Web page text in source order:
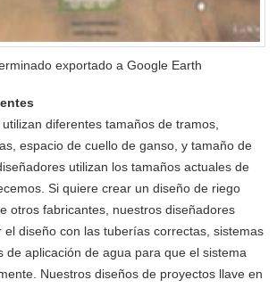
exportado a Google Earth
diferentes tamaños de tramos,
espacio de cuello de ganso, y tamaño de
utilizan los tamaños actuales de
Si quiere crear un diseño de riego
otros fabricantes, nuestros diseñadores
el diseño con las tuberías correctas, sistemas
de aplicación de agua para que el sistema
Nuestros diseños de proyectos llave en